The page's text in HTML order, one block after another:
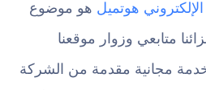
الإلكتروني هوتميل هو موضوع
متابعي وزوار موقعنا
خدمة مجانية مقدمة من الشركة